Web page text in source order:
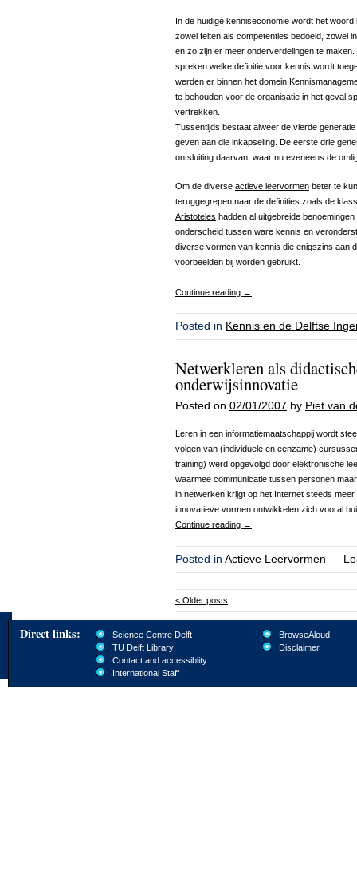
In de huidige kenniseconomie wordt het
zowel feiten als competenties bedoeld, zowel
en zo zijn er meer onderverdelingen te
spreken welke definitie voor kennis wordt
werden er binnen het domein
te behouden voor de organisatie in het geval
vertrekken.
Tussentijds bestaat alweer de vierde
geven aan die inkapseling. De eerste drie
ontsluiting daarvan, waar nu eveneens de
Om de diverse actieve leervormen beter te
teruggegrepen naar de definities zoals de
Aristoteles hadden al uitgebreide
onderscheid tussen ware kennis en
diverse vormen van kennis die enigszins aan
voorbeelden bij worden gebruikt.
Continue reading →
Posted in Kennis en de Delftse
Netwerkleren als
onderwijsinnovatie
Posted on 02/01/2007 by Piet van
Leren in een informatiemaatschappij wordt
volgen van (individuele en eenzame)
training) werd opgevolgd door elektronische
waarmee communicatie tussen personen
in netwerken krijgt op het Internet steeds
innovatieve vormen ontwikkelen zich vooral
Continue reading →
Posted in Actieve Leervormen
< Older posts
Direct links:
Science Centre Delft
TU Delft Library
Contact and accessiblity
International Staff
BrowseAloud
Disclaimer